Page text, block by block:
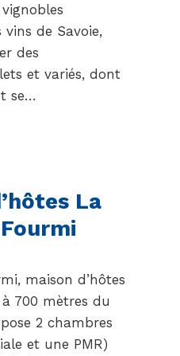
de Savoie,
des
et variés, dont
se…
La
maison d’hôtes
700 mètres du
2 chambres
et une PMR)